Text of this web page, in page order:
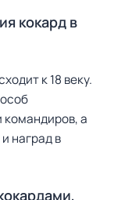
кокард в
к 18 веку.
а
наград в